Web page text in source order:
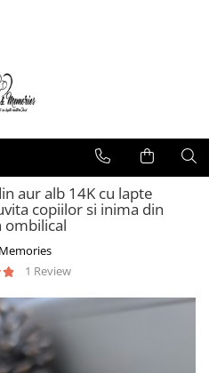
aur alb 14K cu lapte
copiilor si inima din
ombilical
1 Review